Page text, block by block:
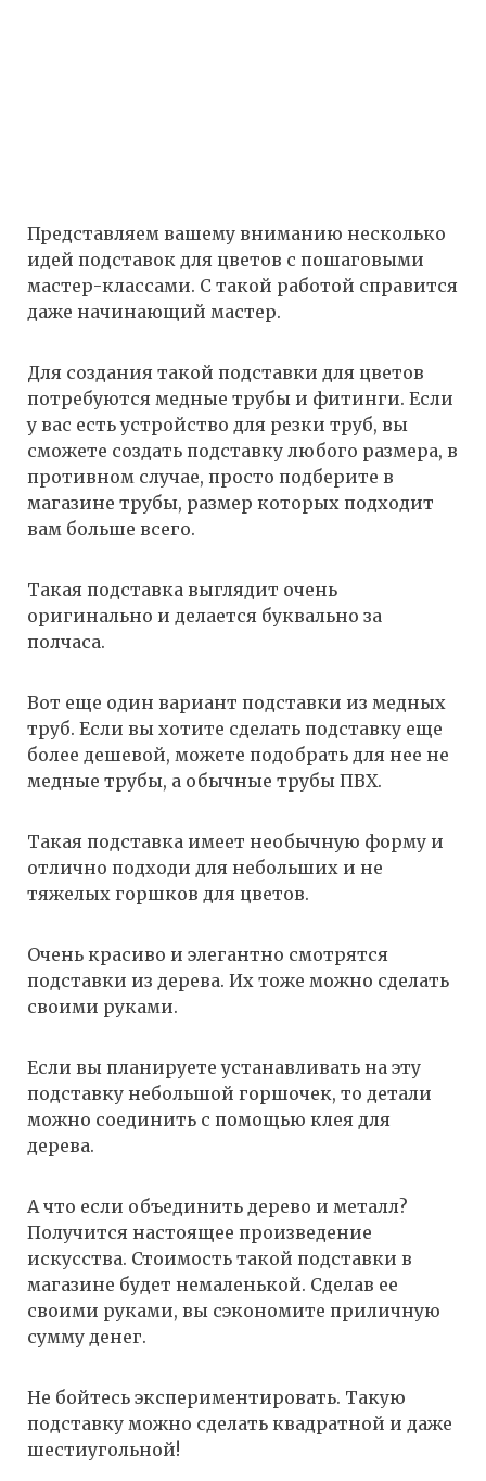
Представляем вашему вниманию несколько
идей подставок для цветов с пошаговыми
мастер-классами. С такой работой справится
даже начинающий мастер.
Для создания такой подставки для цветов
потребуются медные трубы и фитинги. Если
у вас есть устройство для резки труб, вы
сможете создать подставку любого размера, в
противном случае, просто подберите в
магазине трубы, размер которых подходит
вам больше всего.
Такая подставка выглядит очень
оригинально и делается буквально за
полчаса.
Вот еще один вариант подставки из медных
труб. Если вы хотите сделать подставку еще
более дешевой, можете подобрать для нее не
медные трубы, а обычные трубы ПВХ.
Такая подставка имеет необычную форму и
отлично подходи для небольших и не
тяжелых горшков для цветов.
Очень красиво и элегантно смотрятся
подставки из дерева. Их тоже можно сделать
своими руками.
Если вы планируете устанавливать на эту
подставку небольшой горшочек, то детали
можно соединить с помощью клея для
дерева.
А что если объединить дерево и металл?
Получится настоящее произведение
искусства. Стоимость такой подставки в
магазине будет немаленькой. Сделав ее
своими руками, вы сэкономите приличную
сумму денег.
Не бойтесь экспериментировать. Такую
подставку можно сделать квадратной и даже
шестиугольной!